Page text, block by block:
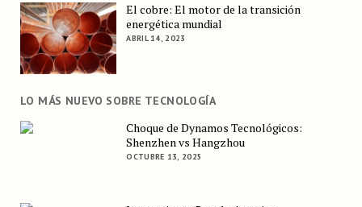
El cobre: El motor de la transición
energética mundial
ABRIL 14, 2023
LO MÁS NUEVO SOBRE TECNOLOGÍA
Choque de Dynamos Tecnológicos:
Shenzhen vs Hangzhou
OCTUBRE 13, 2025